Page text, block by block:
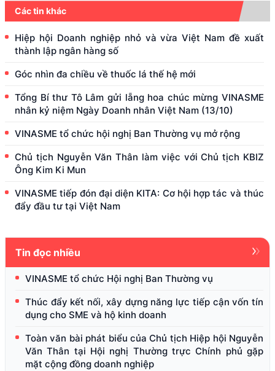
Các tin khác
Hiệp hội Doanh nghiệp nhỏ và vừa Việt Nam đề xuất
thành lập ngân hàng số
Góc nhìn đa chiều về thuốc lá thế hệ mới
Tổng Bí thư Tô Lâm gửi lẵng hoa chúc mừng VINASME
nhân kỷ niệm Ngày Doanh nhân Việt Nam (13/10)
VINASME tổ chức hội nghị Ban Thường vụ mở rộng
Chủ tịch Nguyễn Văn Thân làm việc với Chủ tịch KBIZ
Ông Kim Ki Mun
VINASME tiếp đón đại diện KITA: Cơ hội hợp tác và thúc
đẩy đầu tư tại Việt Nam
Tin đọc nhiều
VINASME tổ chức Hội nghị Ban Thường vụ
Thúc đẩy kết nối, xây dựng năng lực tiếp cận vốn tín
dụng cho SME và hộ kinh doanh
Toàn văn bài phát biểu của Chủ tịch Hiệp hội Nguyễn
Văn Thân tại Hội nghị Thường trực Chính phủ gặp
mặt cộng đồng doanh nghiệp